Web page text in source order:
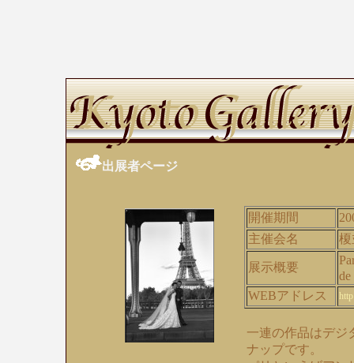
出展者ページ
開催期間
主催会名
榎
展示概要
de
WEBアドレス
一連の作品はデジ
ナップです。